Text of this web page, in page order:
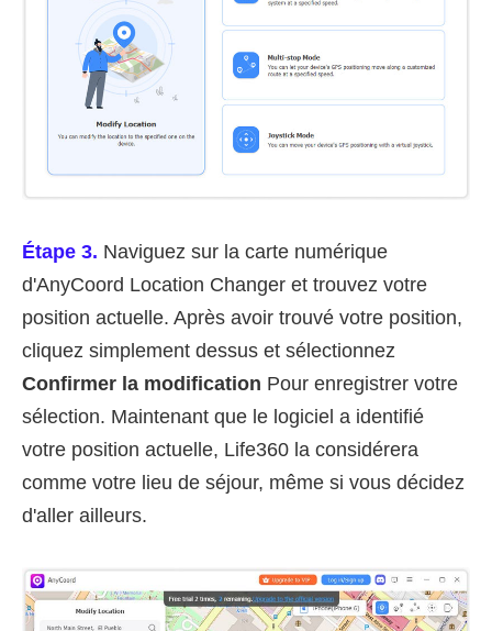
Étape 3. Naviguez sur la carte numérique
d'AnyCoord Location Changer et trouvez votre
position actuelle. Après avoir trouvé votre position,
cliquez simplement dessus et sélectionnez
Confirmer la modification Pour enregistrer votre
sélection. Maintenant que le logiciel a identifié
votre position actuelle, Life360 la considérera
comme votre lieu de séjour, même si vous décidez
d'aller ailleurs.